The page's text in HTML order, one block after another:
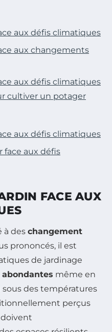
aux défis climatiques
aux changements
aux défis climatiques
cultiver un potager
aux défis climatiques
face aux défis
FACE AUX
à des changement
prononcés, il est
de jardinage
même en
sous des températures
perçus